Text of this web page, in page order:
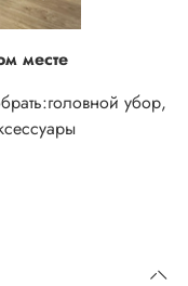
месте
головной убор,